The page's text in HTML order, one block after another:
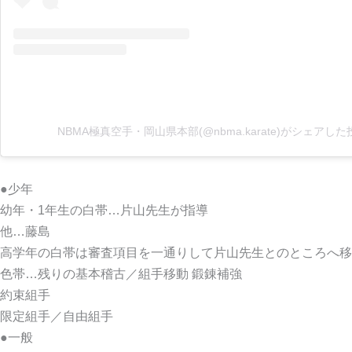
NBMA極真空手・岡山県本部(@nbma.karate)がシェアした
●少年
幼年・1年生の白帯…片山先生が指導
他…藤島
高学年の白帯は審査項目を一通りして片山先生とのところへ
色帯…残りの基本稽古／組手移動 鍛錬補強
約束組手
限定組手／自由組手
●一般